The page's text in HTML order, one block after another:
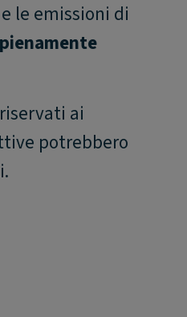
le emissioni di
ai
potrebbero